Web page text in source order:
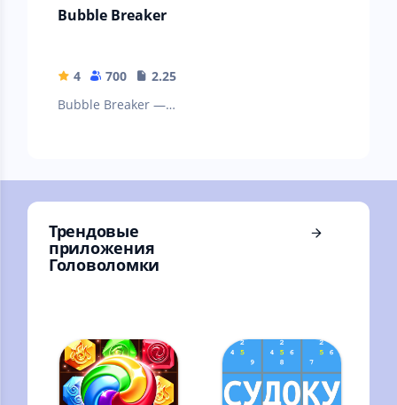
Bubble Breaker
4 700
2.25 MB
Bubble Breaker —
Трендовые
приложения
Головоломки